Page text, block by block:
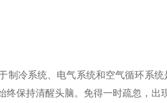
制冷系统、电气系统和空气循环系
保持清醒头脑。 免得一时疏忽，出